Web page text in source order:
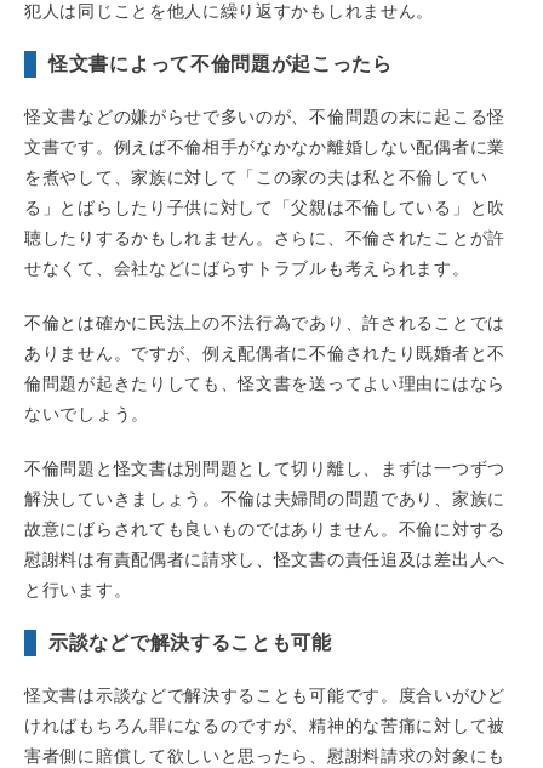
犯人は同じことを他人に繰り返すかもしれません。
怪文書によって不倫問題が起こったら
怪文書などの嫌がらせで多いのが、不倫問題の末に起こる怪
文書です。例えば不倫相手がなかなか離婚しない配偶者に業
を煮やして、家族に対して「この家の夫は私と不倫してい
る」とばらしたり子供に対して「父親は不倫している」と吹
聴したりするかもしれません。さらに、不倫されたことが許
せなくて、会社などにばらすトラブルも考えられます。
不倫とは確かに民法上の不法行為であり、許されることでは
ありません。ですが、例え配偶者に不倫されたり既婚者と不
倫問題が起きたりしても、怪文書を送ってよい理由にはなら
ないでしょう。
不倫問題と怪文書は別問題として切り離し、まずは一つずつ
解決していきましょう。不倫は夫婦間の問題であり、家族に
故意にばらされても良いものではありません。不倫に対する
慰謝料は有責配偶者に請求し、怪文書の責任追及は差出人へ
と行います。
示談などで解決することも可能
怪文書は示談などで解決することも可能です。度合いがひど
ければもちろん罪になるのですが、精神的な苦痛に対して被
害者側に賠償して欲しいと思ったら、慰謝料請求の対象にも